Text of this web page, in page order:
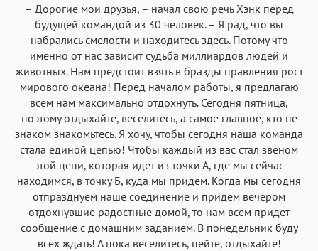
– Дорогие мои друзья, – начал свою речь Хэнк перед
будущей командой из 30 человек. – Я рад, что вы
набрались смелости и находитесь здесь. Потому что
именно от нас зависит судьба миллиардов людей и
животных. Нам предстоит взять в бразды правления рост
мирового океана! Перед началом работы, я предлагаю
всем нам максимально отдохнуть. Сегодня пятница,
поэтому отдыхайте, веселитесь, а самое главное, кто не
знаком знакомьтесь. Я хочу, чтобы сегодня наша команда
стала единой цепью! Чтобы каждый из вас стал звеном
этой цепи, которая идет из точки А, где мы сейчас
находимся, в точку Б, куда мы придем. Когда мы сегодня
отпразднуем наше соединение и придем вечером
отдохнувшие радостные домой, то нам всем придет
сообщение с домашним заданием. В понедельник буду
всех ждать! А пока веселитесь, пейте, отдыхайте!